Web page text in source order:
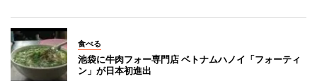
食べる
池袋に牛肉フォー専門店 ベトナムハノイ「フォーティ
ン」が日本初進出